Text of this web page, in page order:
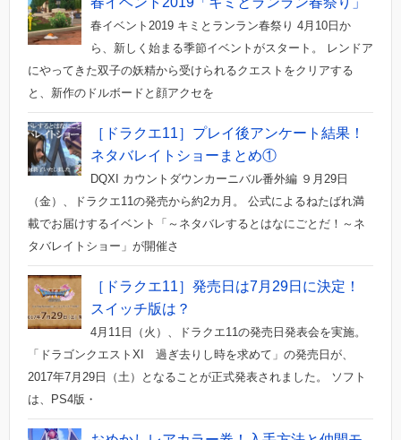
春イベント2019 キミとランラン春祭り 4月10日か
ら、新しく始まる季節イベントがスタート。 レンドア
にやってきた双子の妖精から受けられるクエストをクリアする
と、新作のドルボードと顔アクセを
［ドラクエ11］プレイ後アンケート結果！
ネタバレイトショーまとめ①
DQXI カウントダウンカーニバル番外編 ９月29日
（金）、ドラクエ11の発売から約2カ月。 公式によるねたばれ満
載でお届けするイベント「～ネタバレするとはなにごとだ！～ネ
タバレイトショー」が開催さ
［ドラクエ11］発売日は7月29日に決定！
スイッチ版は？
4月11日（火）、ドラクエ11の発売日発表会を実施。
「ドラゴンクエストXI 過ぎ去りし時を求めて」の発売日が、
2017年7月29日（土）となることが正式発表されました。 ソフト
は、PS4版・